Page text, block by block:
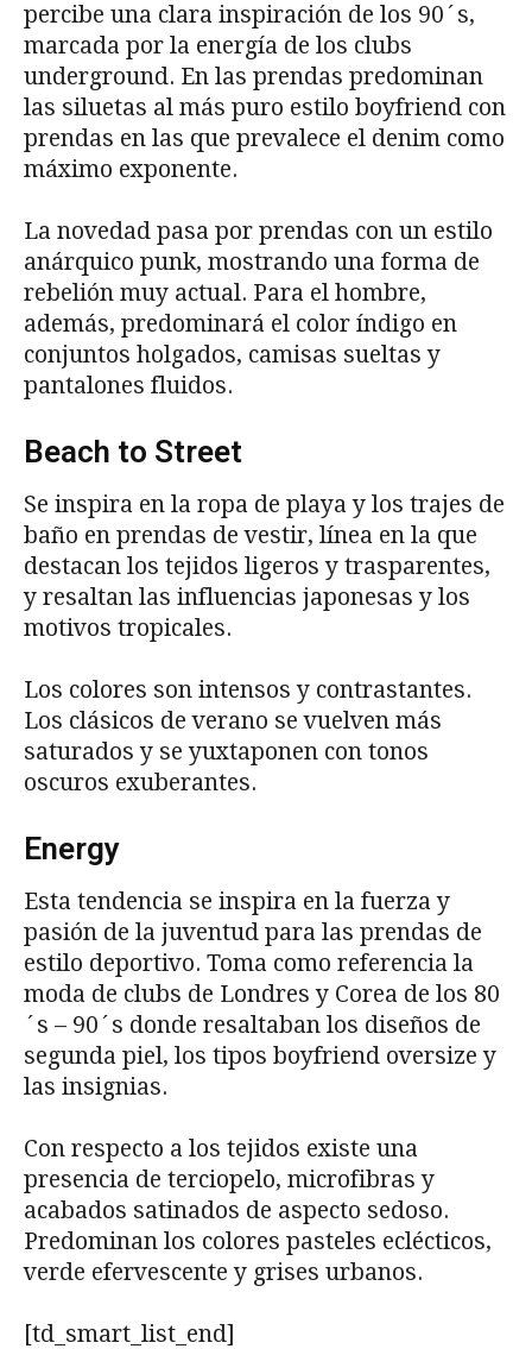
percibe una clara inspiración de los 90´s,
marcada por la energía de los clubs
underground. En las prendas predominan
las siluetas al más puro estilo boyfriend con
prendas en las que prevalece el denim como
máximo exponente.
La novedad pasa por prendas con un estilo
anárquico punk, mostrando una forma de
rebelión muy actual. Para el hombre,
además, predominará el color índigo en
conjuntos holgados, camisas sueltas y
pantalones fluidos.
Beach to Street
Se inspira en la ropa de playa y los trajes de
baño en prendas de vestir, línea en la que
destacan los tejidos ligeros y trasparentes,
y resaltan las influencias japonesas y los
motivos tropicales.
Los colores son intensos y contrastantes.
Los clásicos de verano se vuelven más
saturados y se yuxtaponen con tonos
oscuros exuberantes.
Energy
Esta tendencia se inspira en la fuerza y
pasión de la juventud para las prendas de
estilo deportivo. Toma como referencia la
moda de clubs de Londres y Corea de los 80
´s – 90´s donde resaltaban los diseños de
segunda piel, los tipos boyfriend oversize y
las insignias.
Con respecto a los tejidos existe una
presencia de terciopelo, microfibras y
acabados satinados de aspecto sedoso.
Predominan los colores pasteles eclécticos,
verde efervescente y grises urbanos.
[td_smart_list_end]